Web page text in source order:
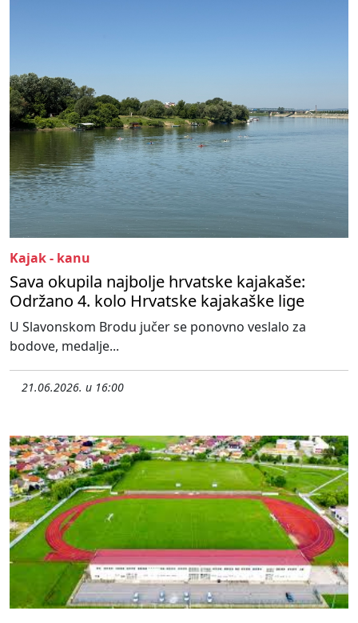
Kajak - kanu
Sava okupila najbolje hrvatske kajakaše:
Održano 4. kolo Hrvatske kajakaške lige
U Slavonskom Brodu jučer se ponovno veslalo za
bodove, medalje...
21.06.2026. u 16:00